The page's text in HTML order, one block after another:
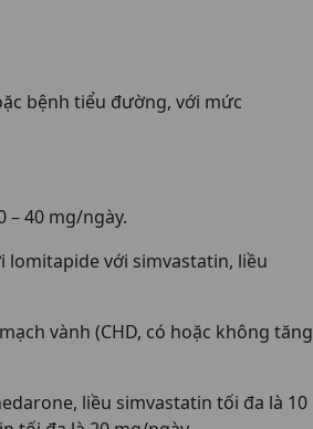
bệnh tiểu đường, với mức
– 40 mg/ngày.
lomitapide với simvastatin, liều
vành (CHD, có hoặc không tăng
liều simvastatin tối đa là 10